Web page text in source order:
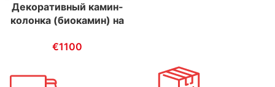
Декоративный камин-
колонка (биокамин) на
€1100